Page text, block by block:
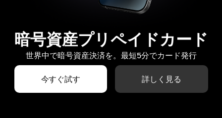
暗号資産プリペイドカード
世界中で暗号資産決済を。最短5分でカード発行
今すぐ試す 詳しく見る